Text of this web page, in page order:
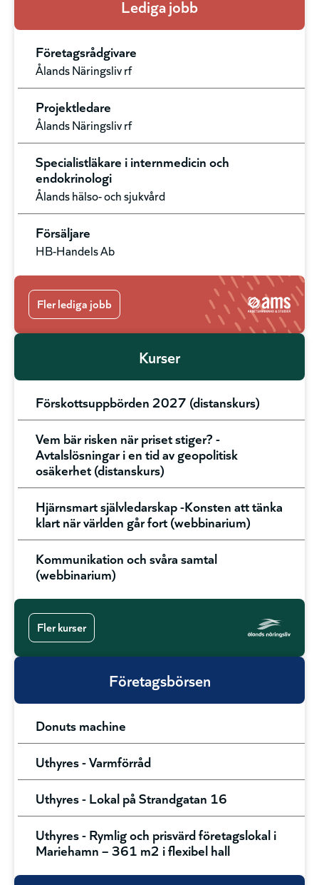
Lediga jobb
Företagsrådgivare
Ålands Näringsliv rf
Projektledare
Ålands Näringsliv rf
Specialistläkare i internmedicin och
endokrinologi
Ålands hälso- och sjukvård
Försäljare
HB-Handels Ab
Fler lediga jobb
Kurser
Förskottsuppbörden 2027 (distanskurs)
Vem bär risken när priset stiger? -
Avtalslösningar i en tid av geopolitisk
osäkerhet (distanskurs)
Hjärnsmart självledarskap -Konsten att tänka
klart när världen går fort (webbinarium)
Kommunikation och svåra samtal
(webbinarium)
Fler kurser
Företagsbörsen
Donuts machine
Uthyres - Varmförråd
Uthyres - Lokal på Strandgatan 16
Uthyres - Rymlig och prisvärd företagslokal i
Mariehamn – 361 m2 i flexibel hall